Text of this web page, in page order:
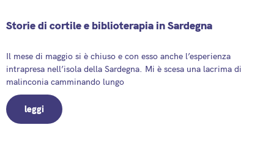
Storie di cortile e biblioterapia in Sardegna
Il mese di maggio si è chiuso e con esso anche l’esperienza
intrapresa nell’isola della Sardegna. Mi è scesa una lacrima di
malinconia camminando lungo
leggi